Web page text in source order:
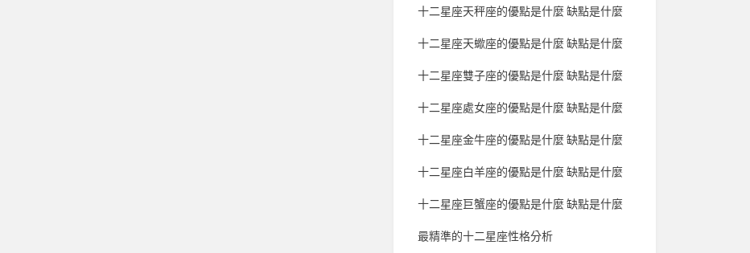
十二星座天秤座的優點是什麼 缺點是什麼
十二星座天蠍座的優點是什麼 缺點是什麼
十二星座雙子座的優點是什麼 缺點是什麼
十二星座處女座的優點是什麼 缺點是什麼
十二星座金牛座的優點是什麼 缺點是什麼
十二星座白羊座的優點是什麼 缺點是什麼
十二星座巨蟹座的優點是什麼 缺點是什麼
最精準的十二星座性格分析